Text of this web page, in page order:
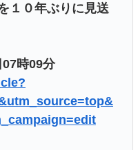
１０年ぶりに見送
時09分